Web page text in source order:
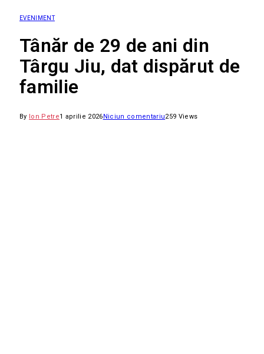
EVENIMENT
Tânăr de 29 de ani din
Târgu Jiu, dat dispărut de
familie
By Ion Petre1 aprilie 2026Niciun comentariu259 Views